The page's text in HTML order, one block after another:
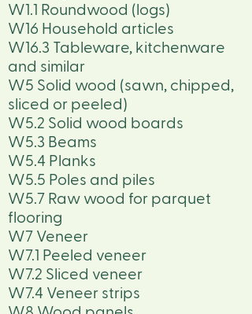
W1.1 Roundwood (logs)
W16 Household articles
W16.3 Tableware, kitchenware
and similar
W5 Solid wood (sawn, chipped,
sliced or peeled)
W5.2 Solid wood boards
W5.3 Beams
W5.4 Planks
W5.5 Poles and piles
W5.7 Raw wood for parquet
flooring
W7 Veneer
W7.1 Peeled veneer
W7.2 Sliced veneer
W7.4 Veneer strips